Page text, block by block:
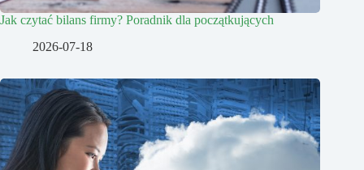
Jak czytać bilans firmy? Poradnik dla początkujących
2026-07-18